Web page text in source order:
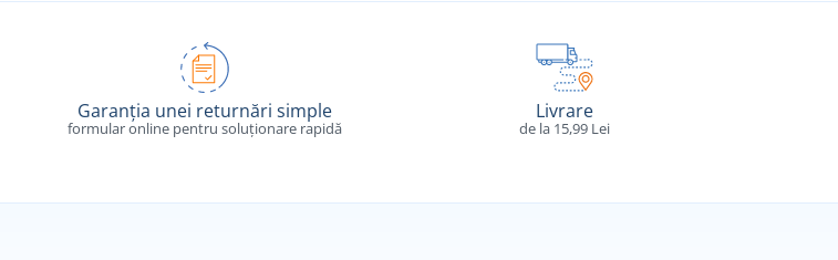
Garanția unei returnări simple
formular online pentru soluționare rapidă
Livrare
de la 15,99 Lei